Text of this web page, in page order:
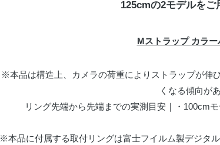
125cmの2モデルをご
Mストラップ カラ
※本品は構造上、カメラの荷重によりストラップが伸
くなる傾向が
リング先端から先端までの実測目安｜・100cm
※本品に付属する取付リングは富士フイルム製デジタ